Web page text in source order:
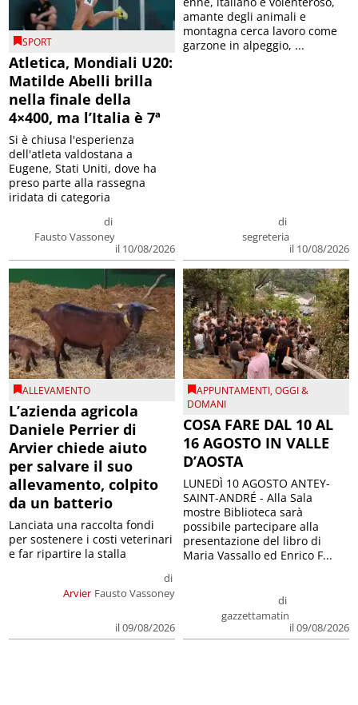
SPORT
Atletica, Mondiali U20:
Matilde Abelli brilla
nella finale della
4×400, ma l’Italia è 7ª
di
Fausto Vassoney
il 10/08/2026
Si è chiusa l'esperienza
dell'atleta valdostana a
Eugene, Stati Uniti, dove ha
preso parte alla rassegna
iridata di categoria
di
segreteria
il 10/08/2026
amante degli animali e
montagna cerca lavoro come
garzone in alpeggio, ...
ALLEVAMENTO
L’azienda agricola
Daniele Perrier di
Arvier chiede aiuto
per salvare il suo
allevamento, colpito
da un batterio
Arvier
di
Fausto Vassoney
il 09/08/2026
Lanciata una raccolta fondi
per sostenere i costi veterinari
e far ripartire la stalla
APPUNTAMENTI,OGGI &
DOMANI
COSA FARE DAL 10 AL
16 AGOSTO IN VALLE
D’AOSTA
di
gazzettamatin
il 09/08/2026
LUNEDÌ 10 AGOSTO ANTEY-
SAINT-ANDRÉ - Alla Sala
mostre Biblioteca sarà
possibile partecipare alla
presentazione del libro di
Maria Vassallo ed Enrico F...